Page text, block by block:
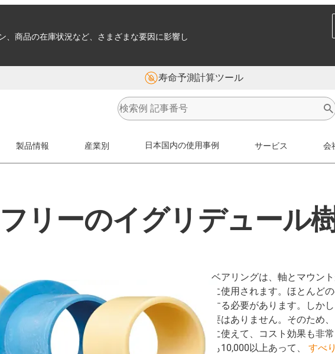
、商品の在庫状況など、さまざまな要因に影響し
寿命予測計算ツール
製品情報 産業別 日本国内の使用事例 サービス 会
リーのイグリデュール
ベアリングは、軸とマウン
に使用されます。ほとんど
する必要があります。しか
要はありません。そのため
に使えて、コスト効果も非
も10,000以上あって、 すべ